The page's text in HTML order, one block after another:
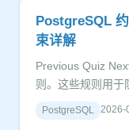
PostgreSQL
束详解
Previous Quiz Next 约束是对表中数据列强制执行的规
则。这些规则用于
PostgreSQL 2026-